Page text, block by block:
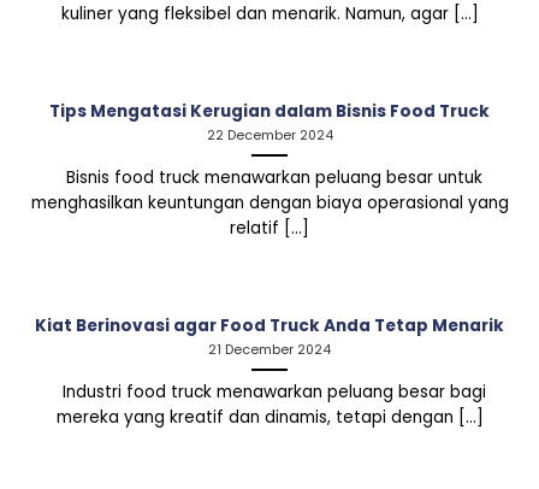
kuliner yang fleksibel dan menarik. Namun, agar [...]
Tips Mengatasi Kerugian dalam Bisnis Food Truck
22 December 2024
Bisnis food truck menawarkan peluang besar untuk
menghasilkan keuntungan dengan biaya operasional yang
relatif [...]
Kiat Berinovasi agar Food Truck Anda Tetap Menarik
21 December 2024
Industri food truck menawarkan peluang besar bagi
mereka yang kreatif dan dinamis, tetapi dengan [...]